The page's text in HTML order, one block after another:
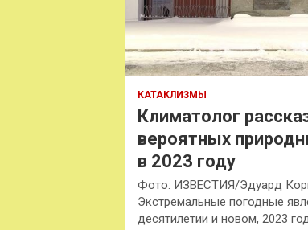
КАТАКЛИЗМЫ
Климатолог
вероятных
в 2023 году
Фото: ИЗВЕСТИЯ/Эдуард
Экстремальные погодные
десятилетии и новом, 2023